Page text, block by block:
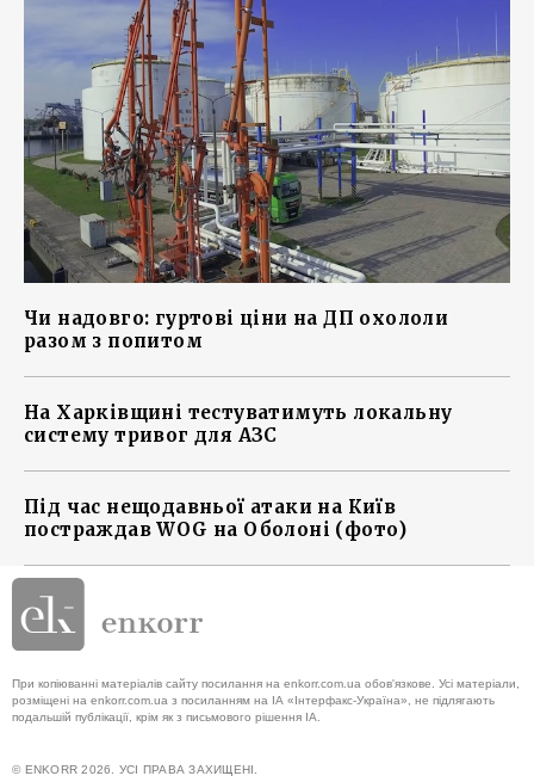
Чи надовго: гуртові ціни на ДП охололи
разом з попитом
На Харківщині тестуватимуть локальну
систему тривог для АЗС
Під час нещодавньої атаки на Київ
постраждав WOG на Оболоні (фото)
При копіюванні матеріалів сайту посилання на enkorr.com.ua обов'язкове. Усі матеріали,
розміщені на enkorr.com.ua з посиланням на ІА «Інтерфакс-Україна», не підлягають
подальшій публікації, крім як з письмового рішення ІА.
© ENKORR 2026. УСІ ПРАВА ЗАХИЩЕНІ.